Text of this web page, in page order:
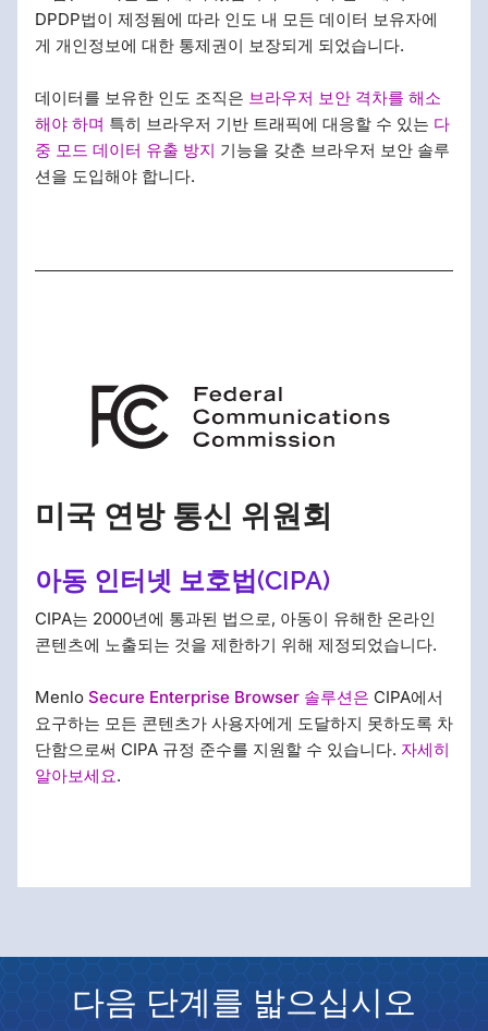
DPDP법이 제정됨에 따라 인도 내 모든 데이터 보유자에
게 개인정보에 대한 통제권이 보장되게 되었습니다.
데이터를 보유한 인도 조직은 브라우저 보안 격차를 해소
해야 하며 특히 브라우저 기반 트래픽에 대응할 수 있는 다
중 모드 데이터 유출 방지 기능을 갖춘 브라우저 보안 솔루
션을 도입해야 합니다.
미국 연방 통신 위원회
아동 인터넷 보호법(CIPA)
CIPA는 2000년에 통과된 법으로, 아동이 유해한 온라인
콘텐츠에 노출되는 것을 제한하기 위해 제정되었습니다.
Menlo Secure Enterprise Browser 솔루션은 CIPA에서
요구하는 모든 콘텐츠가 사용자에게 도달하지 못하도록 차
단함으로써 CIPA 규정 준수를 지원할 수 있습니다. 자세히
알아보세요.
다음 단계를 밟으십시오